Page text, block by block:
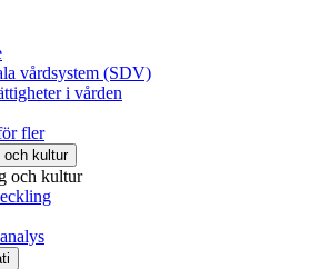
vårdsystem (SDV)
i vården
fler
och kultur
och kultur